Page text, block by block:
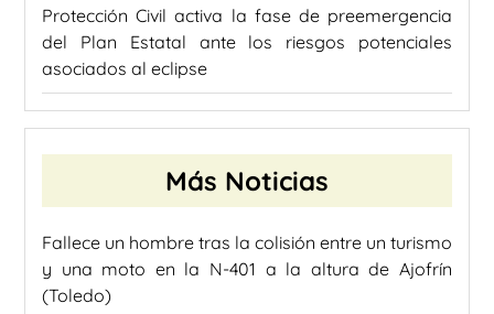
Protección Civil activa la fase de preemergencia
del Plan Estatal ante los riesgos potenciales
asociados al eclipse
Más Noticias
Fallece un hombre tras la colisión entre un turismo
y una moto en la N-401 a la altura de Ajofrín
(Toledo)